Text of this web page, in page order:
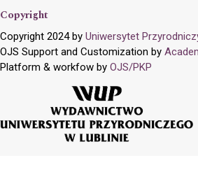
Copyright
Copyright 2024 by Uniwersytet
OJS Support and Customization by
Platform & workfow by OJS/PKP